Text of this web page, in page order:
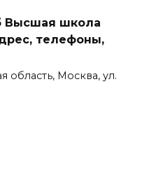
Высшая школа
телефоны,
область, Москва, ул.